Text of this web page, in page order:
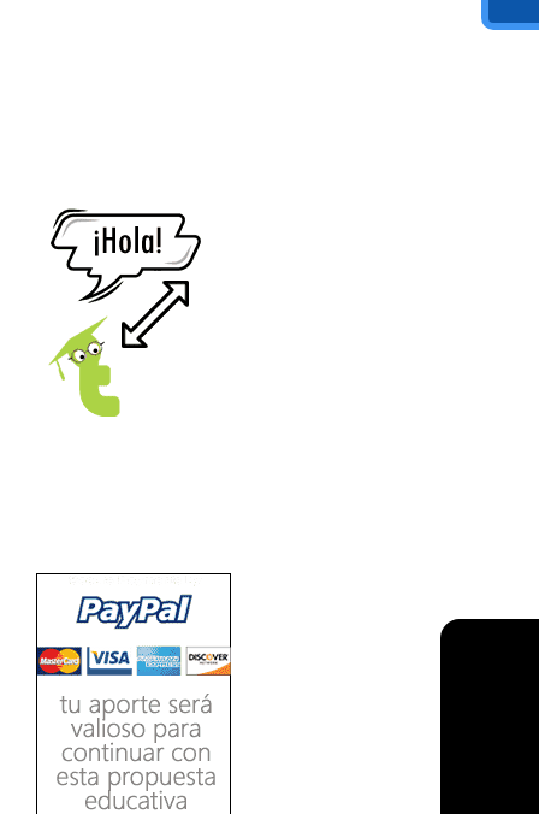
[Ingresar]
Ver/Ocultar temario
Propiedades de los reales (R) Ξ
Aplicación y operaciones con los
reales (R) Ξ Propiedades de los
Factorización Ξ Ejercicios
factorización Ξ División de
polinomios Ξ Método cociente
residuo Ξ División sintética.
>> Ingresar YA a este tutorial